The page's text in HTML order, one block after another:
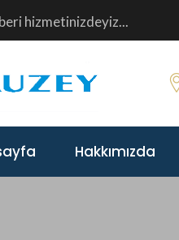
hizmetinizdeyiz...
Hakkımızda